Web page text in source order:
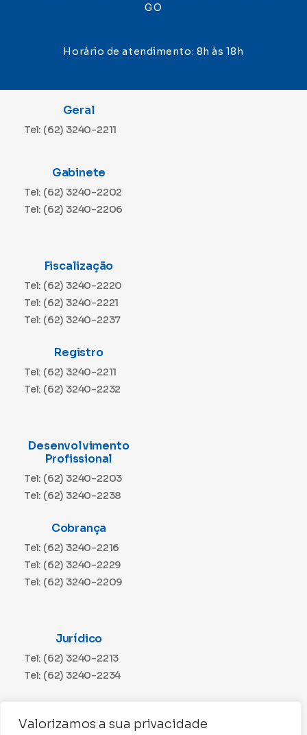
Valorizamos a sua privacidade
GO
Horário de atendimento: 8h às 18h
Geral
Tel: (62) 3240-2211
Gabinete
Tel: (62) 3240-2202
Tel: (62) 3240-2206
Fiscalização
Tel: (62) 3240-2220
Tel: (62) 3240-2221
Tel: (62) 3240-2237
Registro
Tel: (62) 3240-2211
Tel: (62) 3240-2232
Desenvolvimento
Profissional
Tel: (62) 3240-2203
Tel: (62) 3240-2238
Cobrança
Tel: (62) 3240-2216
Tel: (62) 3240-2229
Tel: (62) 3240-2209
Jurídico
Tel: (62) 3240-2213
Tel: (62) 3240-2234
Tel: (62) 3240-2230